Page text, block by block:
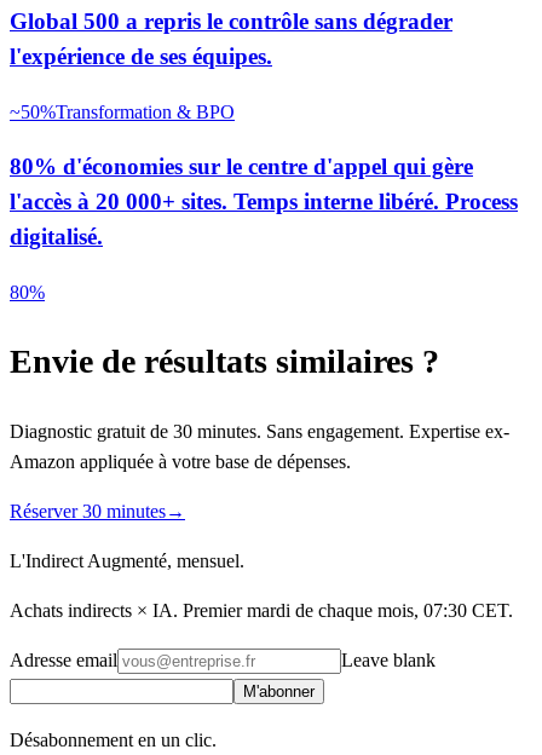
Global 500 a repris le contrôle sans dégrader
l'expérience de ses équipes.
~50%Transformation & BPO
80% d'économies sur le centre d'appel qui gère
l'accès à 20 000+ sites. Temps interne libéré. Process
digitalisé.
80%
Envie de résultats similaires ?
Diagnostic gratuit de 30 minutes. Sans engagement. Expertise ex-
Amazon appliquée à votre base de dépenses.
Réserver 30 minutes→
L'Indirect Augmenté, mensuel.
Achats indirects × IA. Premier mardi de chaque mois, 07:30 CET.
Adresse email Leave blank
M'abonner
Désabonnement en un clic.